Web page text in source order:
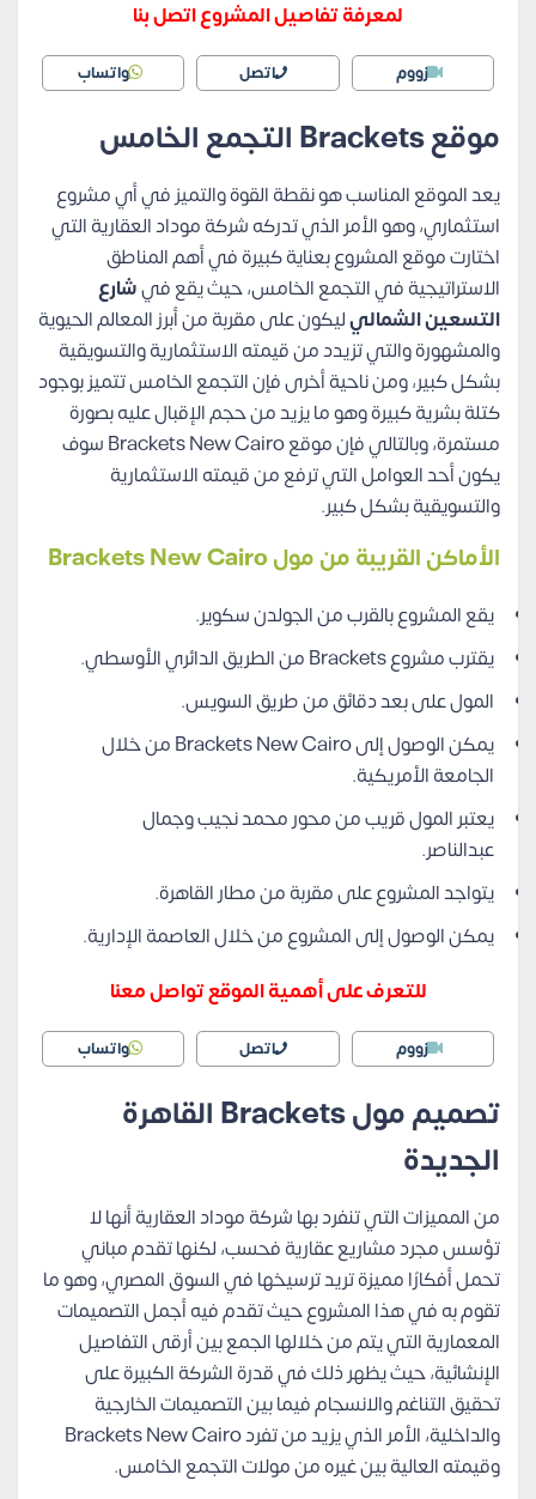
لمعرفة تفاصيل المشروع اتصل بنا
زووم اتصل واتساب
موقع Brackets التجمع الخامس
يعد الموقع المناسب هو نقطة القوة والتميز في أي مشروع
استثماري، وهو الأمر الذي تدركه شركة موداد العقارية التي
اختارت موقع المشروع بعناية كبيرة في أهم المناطق
الاستراتيجية في التجمع الخامس، حيث يقع فيشارع
التسعين الشماليليكون على مقربة من أبرز المعالم الحيوية
والمشهورة والتي تزيدد من قيمته الاستثمارية والتسويقية
بشكل كبير، ومن ناحية أخرى فإن التجمع الخامس تتميز بوجود
كتلة بشرية كبيرة وهو ما يزيد من حجم الإقبال عليه بصورة
مستمرة، وبالتالي فإن موقع Brackets New Cairo سوف
يكون أحد العوامل التي ترفع من قيمته الاستثمارية
والتسويقية بشكل كبير.
الأماكن القريبة من مول Brackets New Cairo
يقع المشروع بالقرب من الجولدن سكوير.
يقترب مشروع Brackets من الطريق الدائري الأوسطي.
المول على بعد دقائق من طريق السويس.
يمكن الوصول إلى Brackets New Cairo من خلال
الجامعة الأمريكية.
يعتبر المول قريب من محور محمد نجيب وجمال
عبدالناصر.
يتواجد المشروع على مقربة من مطار القاهرة.
يمكن الوصول إلى المشروع من خلال العاصمة الإدارية.
للتعرف على أهمية الموقع تواصل معنا
زووم اتصل واتساب
تصميم مول Brackets القاهرة
الجديدة
من المميزات التي تنفرد بها شركة موداد العقارية أنها لا
تؤسس مجرد مشاريع عقارية فحسب، لكنها تقدم مباني
تحمل أفكارًا مميزة تريد ترسيخها في السوق المصري، وهو ما
تقوم به في هذا المشروع حيث تقدم فيه أجمل التصميمات
المعمارية التي يتم من خلالها الجمع بين أرقى التفاصيل
الإنشائية، حيث يظهر ذلك في قدرة الشركة الكبيرة على
تحقيق التناغم والانسجام فيما بين التصميمات الخارجية
والداخلية، الأمر الذي يزيد من تفرد Brackets New Cairo
وقيمته العالية بين غيره من مولات التجمع الخامس.